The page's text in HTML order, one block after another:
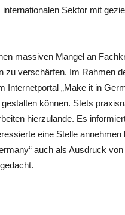
Sektor mit
massiven Mangel an
zu verschärfen. Im Rahmen
Internetportal „Make it in
können. Stets
hierzulande. Es
eine Stelle
auch als Ausdruck